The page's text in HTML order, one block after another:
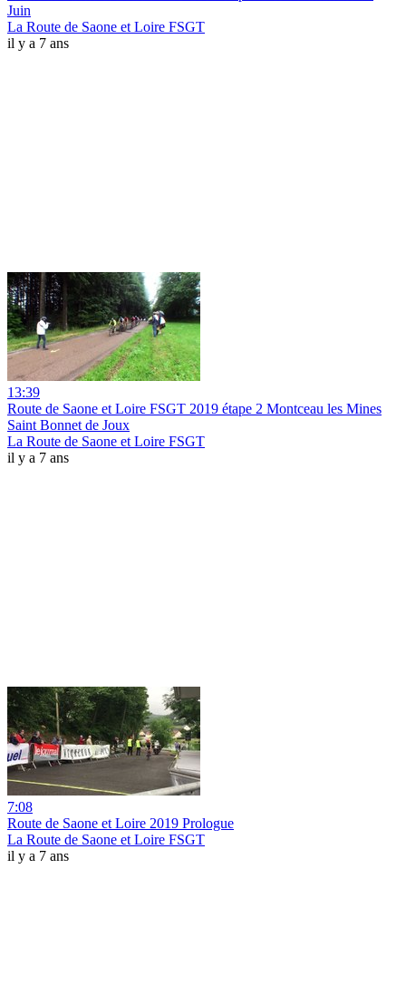
Juin
La Route de Saone et Loire FSGT
il y a 7 ans
13:39
Route de Saone et Loire FSGT 2019 étape 2 Montceau les Mines
Saint Bonnet de Joux
La Route de Saone et Loire FSGT
il y a 7 ans
7:08
Route de Saone et Loire 2019 Prologue
La Route de Saone et Loire FSGT
il y a 7 ans